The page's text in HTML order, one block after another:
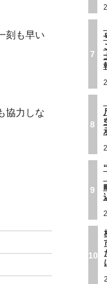
刻も早い
協力しな
7
8
9
10